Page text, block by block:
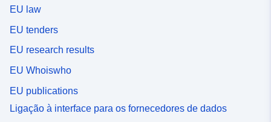
EU law
EU tenders
EU research results
EU Whoiswho
EU publications
Ligação à interface para os fornecedores de dados